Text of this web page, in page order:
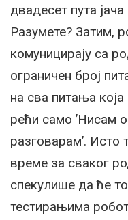
двадесет пута
Разумете? Затим,
комуницирају са
ограничен број
на сва питања
рећи само ’Нисам
разговарам’. Исто
време за сваког
спекулише да ће
тестирањима